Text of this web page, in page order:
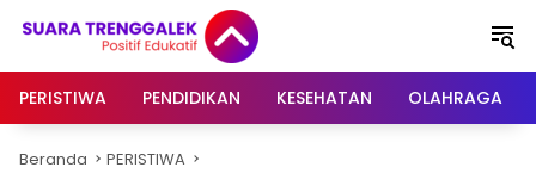
PERISTIWA
PENDIDIKAN KESEHATAN OLAHRAGA
Beranda PERISTIWA